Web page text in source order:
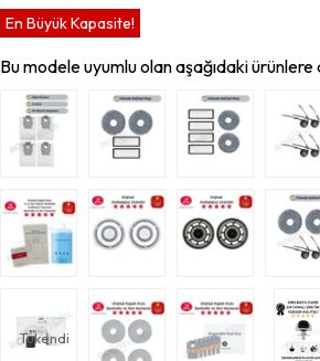
En Büyük Kapasite!
Bu modele uyumlu olan aşağıdaki
Tükendi